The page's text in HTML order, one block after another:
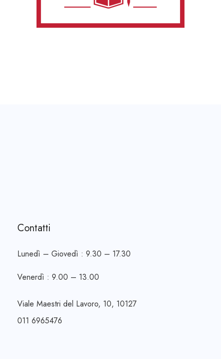
Contatti
Lunedì – Giovedì : 9.30 – 17.30
Venerdì : 9.00 – 13.00
Viale Maestri del Lavoro, 10, 10127
011 6965476